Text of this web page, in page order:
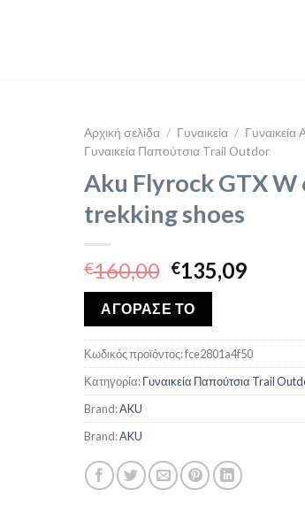
Αρχική σελίδα / Γυναικεία / Γυναικεία
Γυναικεία Παπούτσια Trail Outdor
Aku Flyrock GTX
trekking shoes
€160,00 Original
price
was:
€160,00.
€135,09Η
ΑΓΟΡΑΣΕ ΤΟ
Κωδικός προϊόντος:fce2801a4f50
Κατηγορία:Γυναικεία Παπούτσια Trail
Brand:AKU
Brand:AKU